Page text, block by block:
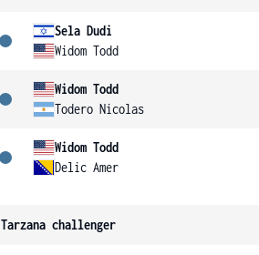
Sela Dudi
Widom Todd
Widom Todd
Todero Nicolas
Widom Todd
Delic Amer
Tarzana challenger